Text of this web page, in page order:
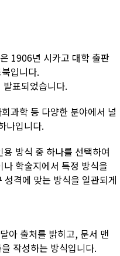
1906년 시카고 대학 출판
입니다.
표되었습니다.
과학 등 다양한 분야에서 널
나입니다.
방식 중 하나를 선택하여
학술지에서 특정 방식을
격에 맞는 방식을 일관되게
아 출처를 밝히고, 문서 맨
작성하는 방식입니다.